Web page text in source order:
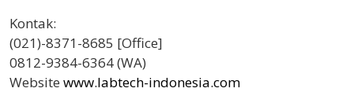
Kontak:
(021)-8371-8685 [Office]
0812-9384-6364 (WA)
Website www.labtech-indonesia.com